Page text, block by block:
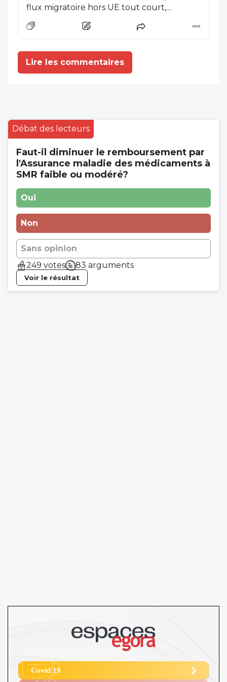
flux migratoire hors UE tout court,
bien pour un mal, c'est trop tard pour y
penser, la messe est dite (oh, zut "la
messe"! alors alea jacta)
Lire les commentaires
Débat des lecteurs
Faut-il diminuer le remboursement par
l'Assurance maladie des médicaments à
SMR faible ou modéré?
Oui
Non
Sans opinion
249 votes
83 arguments
Voir le résultat
Covid 19